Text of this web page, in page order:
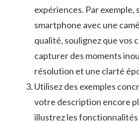
expériences. Par exemple,
⁢smartphone​ avec⁢ une
qualité, soulignez que vos⁤
capturer des ⁣moments
résolution et une clarté
Utilisez des​ exemples
votre​ description ⁣encore‌
illustrez les fonctionnalités